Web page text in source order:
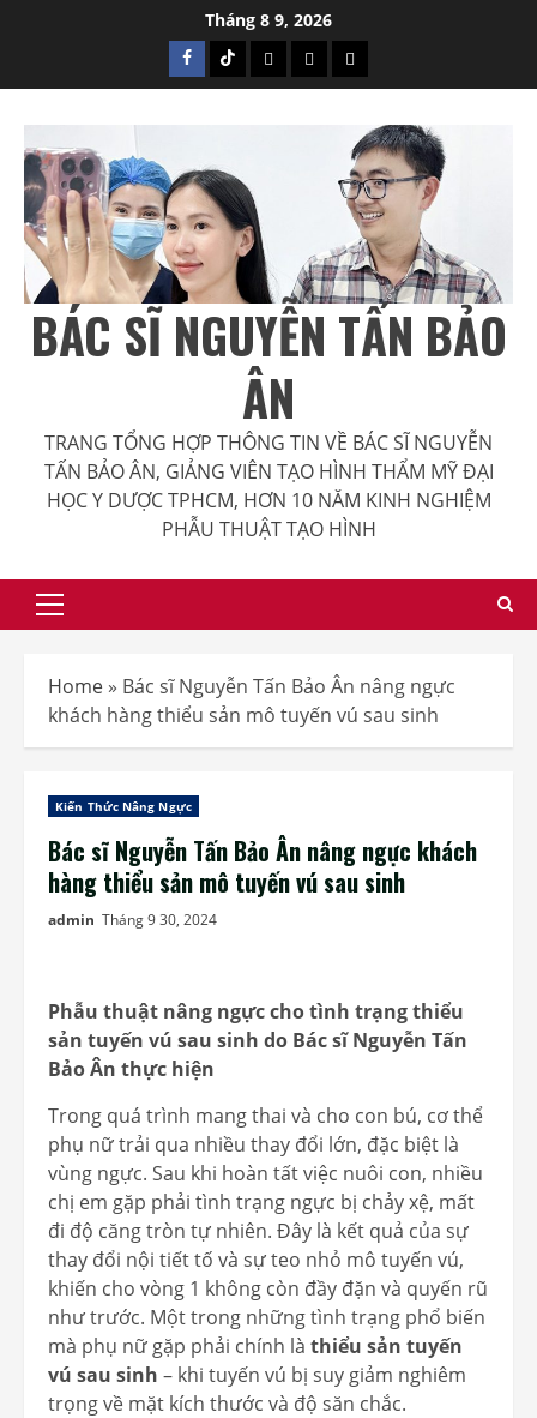
Tháng 8 9, 2026
Facebook
TiktokHotline:
076
Thông
tin
sĩ
Nguyễn
Tấn
Địa
chỉ:
190
Huỳnh
Văn
Bánh,
Phường
12,
Phú
Chí
Minh
BÁC SĨ NGUYỄN TẤN BẢO
ÂN
TRANG TỔNG HỢP THÔNG TIN VỀ BÁC SĨ NGUYỄN
TẤN BẢO ÂN, GIẢNG VIÊN TẠO HÌNH THẨM MỸ ĐẠI
HỌC Y DƯỢC TPHCM, HƠN 10 NĂM KINH NGHIỆM
PHẪU THUẬT TẠO HÌNH
Primary
Home » Bác sĩ Nguyễn Tấn Bảo Ân nâng ngực
khách hàng thiểu sản mô tuyến vú sau sinh
Kiến Thức Nâng Ngực
Bác sĩ Nguyễn Tấn Bảo Ân nâng ngực khách
hàng thiểu sản mô tuyến vú sau sinh
admin Tháng 9 30, 2024
Phẫu thuật nâng ngực cho tình trạng thiểu
sản tuyến vú sau sinh do Bác sĩ Nguyễn Tấn
Bảo Ân thực hiện
Trong quá trình mang thai và cho con bú, cơ thể
phụ nữ trải qua nhiều thay đổi lớn, đặc biệt là
vùng ngực. Sau khi hoàn tất việc nuôi con, nhiều
chị em gặp phải tình trạng ngực bị chảy xệ, mất
đi độ căng tròn tự nhiên. Đây là kết quả của sự
thay đổi nội tiết tố và sự teo nhỏ mô tuyến vú,
khiến cho vòng 1 không còn đầy đặn và quyến rũ
như trước. Một trong những tình trạng phổ biến
mà phụ nữ gặp phải chính là thiểu sản tuyến
vú sau sinh – khi tuyến vú bị suy giảm nghiêm
trọng về mặt kích thước và độ săn chắc.